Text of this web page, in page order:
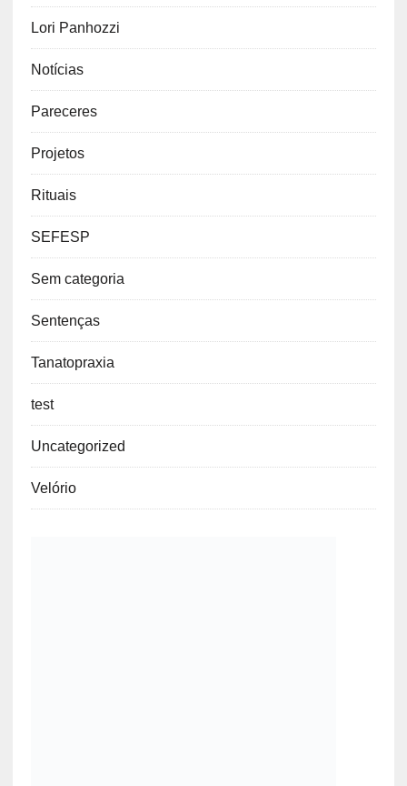
Lori Panhozzi
Notícias
Pareceres
Projetos
Rituais
SEFESP
Sem categoria
Sentenças
Tanatopraxia
test
Uncategorized
Velório